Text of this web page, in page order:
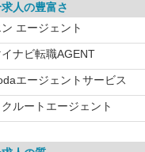
人の豊富さ
エージェント
イナビ転職AGENT
エージェントサービス
クルートエージェント